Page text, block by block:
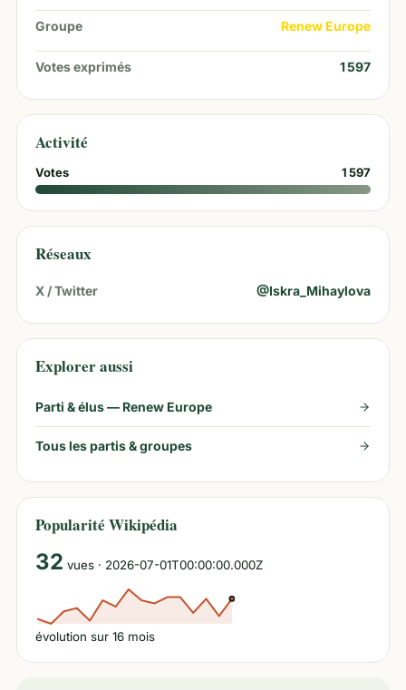
Groupe Renew Europe
Votes exprimés 1 597
Activité
Votes 1 597
Réseaux
X / Twitter @Iskra_Mihaylova
Explorer aussi
Parti & élus — Renew Europe
Tous les partis & groupes
Popularité Wikipédia
32 vues · 2026-07-01T00:00:00.000Z
évolution sur 16 mois